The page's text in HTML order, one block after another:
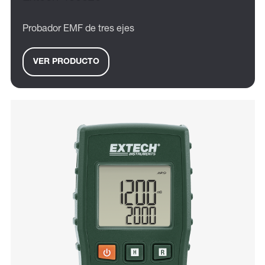
Probador EMF de tres ejes
VER PRODUCTO